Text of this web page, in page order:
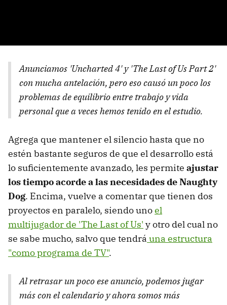
Anunciamos 'Uncharted 4' y 'The Last of Us Part 2'
con mucha antelación, pero eso causó un poco los
problemas de equilibrio entre trabajo y vida
personal que a veces hemos tenido en el estudio.
Agrega que mantener el silencio hasta que no
estén bastante seguros de que el desarrollo está
lo suficientemente avanzado, les permite ajustar
los tiempo acorde a las necesidades de Naughty
Dog. Encima, vuelve a comentar que tienen dos
proyectos en paralelo, siendo unoel
multijugador de 'The Last of Us' y otro del cual no
se sabe mucho, salvo que tendrá una estructura
"como programa de TV".
Al retrasar un poco ese anuncio, podemos jugar
más con el calendario y ahora somos más